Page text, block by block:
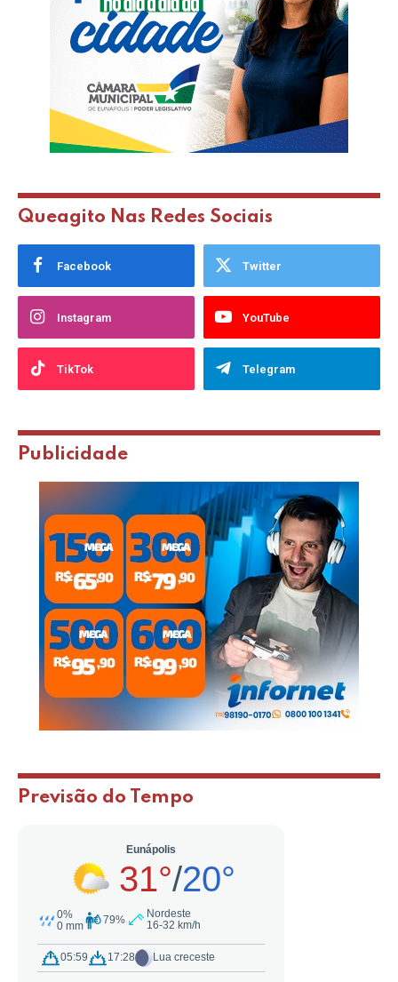
Queagito Nas Redes Sociais
Facebook Twitter
Instagram YouTube
TikTok Telegram
Publicidade
Previsão do Tempo